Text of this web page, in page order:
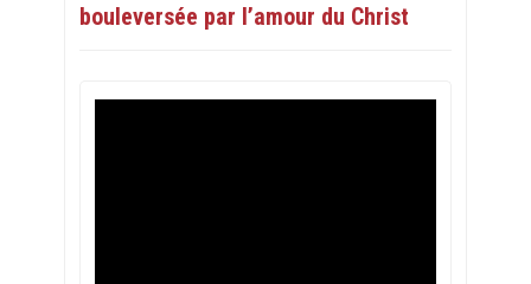
bouleversée par l’amour du Christ